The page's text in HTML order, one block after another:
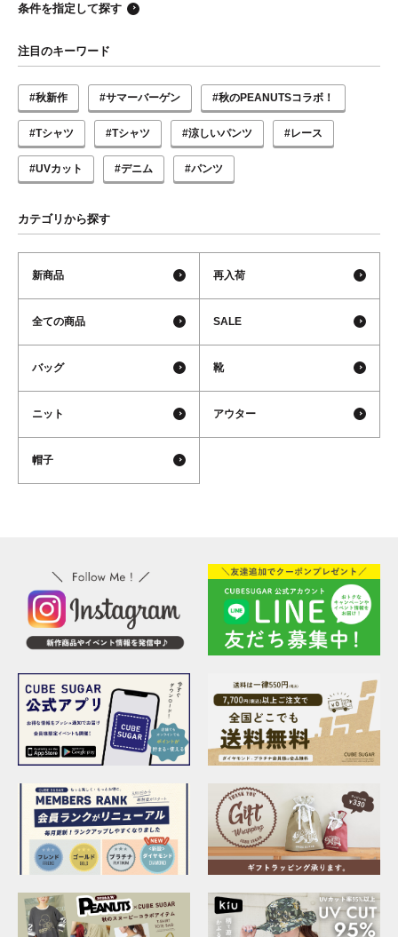
条件を指定して探す
注目のキーワード
#秋新作 #サマーバーゲン #秋のPEANUTSコラボ！
#Tシャツ #Tシャツ #涼しいパンツ #レース
#UVカット #デニム #パンツ
カテゴリから探す
新商品 再入荷
全ての商品 SALE
バッグ 靴
ニット アウター
帽子